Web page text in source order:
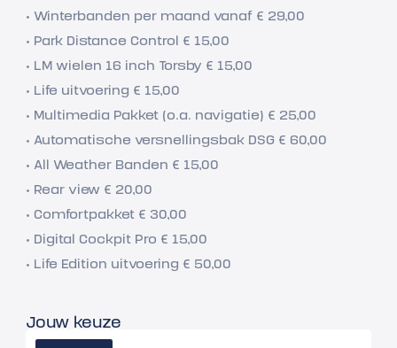
• Winterbanden per maand vanaf € 29,00
• Park Distance Control € 15,00
• LM wielen 16 inch Torsby € 15,00
• Life uitvoering € 15,00
• Multimedia Pakket (o.a. navigatie) € 25,00
• Automatische versnellingsbak DSG € 60,00
• All Weather Banden € 15,00
• Rear view € 20,00
• Comfortpakket € 30,00
• Digital Cockpit Pro € 15,00
• Life Edition uitvoering € 50,00
Jouw keuze